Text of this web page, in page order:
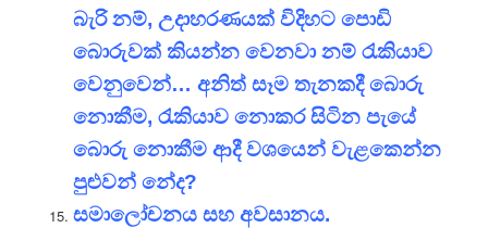
බැරි නම්, උදාහරණයක් විදිහට පොඩි
බොරුවක් කියන්න වෙනවා නම් රැකියාව
වෙනුවෙන්… අනිත් සෑම තැනකදී බොරු
නොකීම, රැකියාව නොකර සිටින පැයේ
බොරු නොකීම ආදී වශයෙන් වැළකෙන්න
පුළුවන් නේද?
සමාලෝචනය සහ අවසානය.